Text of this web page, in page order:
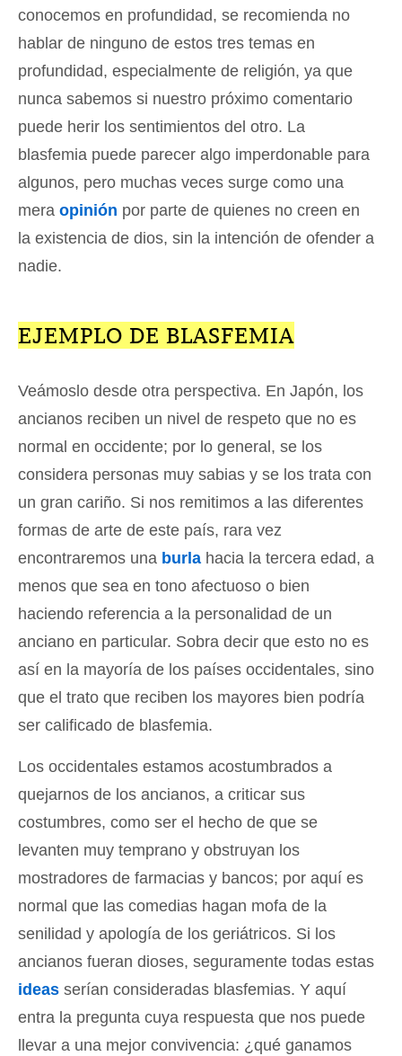
conocemos en profundidad, se recomienda no
hablar de ninguno de estos tres temas en
profundidad, especialmente de religión, ya que
nunca sabemos si nuestro próximo comentario
puede herir los sentimientos del otro. La
blasfemia puede parecer algo imperdonable para
algunos, pero muchas veces surge como una
mera opinión por parte de quienes no creen en
la existencia de dios, sin la intención de ofender a
nadie.
EJEMPLO DE BLASFEMIA
Veámoslo desde otra perspectiva. En Japón, los
ancianos reciben un nivel de respeto que no es
normal en occidente; por lo general, se los
considera personas muy sabias y se los trata con
un gran cariño. Si nos remitimos a las diferentes
formas de arte de este país, rara vez
encontraremos una burla hacia la tercera edad, a
menos que sea en tono afectuoso o bien
haciendo referencia a la personalidad de un
anciano en particular. Sobra decir que esto no es
así en la mayoría de los países occidentales, sino
que el trato que reciben los mayores bien podría
ser calificado de blasfemia.
Los occidentales estamos acostumbrados a
quejarnos de los ancianos, a criticar sus
costumbres, como ser el hecho de que se
levanten muy temprano y obstruyan los
mostradores de farmacias y bancos; por aquí es
normal que las comedias hagan mofa de la
senilidad y apología de los geriátricos. Si los
ancianos fueran dioses, seguramente todas estas
ideas serían consideradas blasfemias. Y aquí
entra la pregunta cuya respuesta que nos puede
llevar a una mejor convivencia: ¿qué ganamos